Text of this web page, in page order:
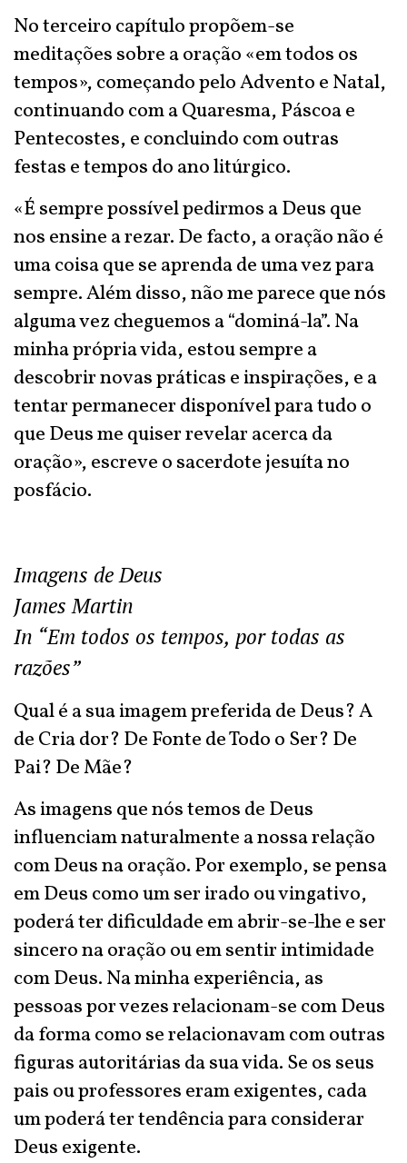
No terceiro capítulo propõem-se
meditações sobre a oração «em todos os
tempos», começando pelo Advento e Natal,
continuando com a Quaresma, Páscoa e
Pentecostes, e concluindo com outras
festas e tempos do ano litúrgico.
«É sempre possível pedirmos a Deus que
nos ensine a rezar. De facto, a oração não é
uma coisa que se aprenda de uma vez para
sempre. Além disso, não me parece que nós
alguma vez cheguemos a “dominá-la”. Na
minha própria vida, estou sempre a
descobrir novas práticas e inspirações, e a
tentar permanecer disponível para tudo o
que Deus me quiser revelar acerca da
oração», escreve o sacerdote jesuíta no
posfácio.
Imagens de Deus
James Martin
In “Em todos os tempos, por todas as
razões”
Qual é a sua imagem preferida de Deus? A
de Cria dor? De Fonte de Todo o Ser? De
Pai? De Mãe?
As imagens que nós temos de Deus
influenciam naturalmente a nossa relação
com Deus na oração. Por exemplo, se pensa
em Deus como um ser irado ou vingativo,
poderá ter dificuldade em abrir-se-lhe e ser
sincero na oração ou em sentir intimidade
com Deus. Na minha experiência, as
pessoas por vezes relacionam-se com Deus
da forma como se relacionavam com outras
figuras autoritárias da sua vida. Se os seus
pais ou professores eram exigentes, cada
um poderá ter tendência para considerar
Deus exigente.